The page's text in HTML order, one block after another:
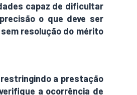
capaz de dificultar
o que deve ser
resolução do mérito
restringindo a prestação
a ocorrência de